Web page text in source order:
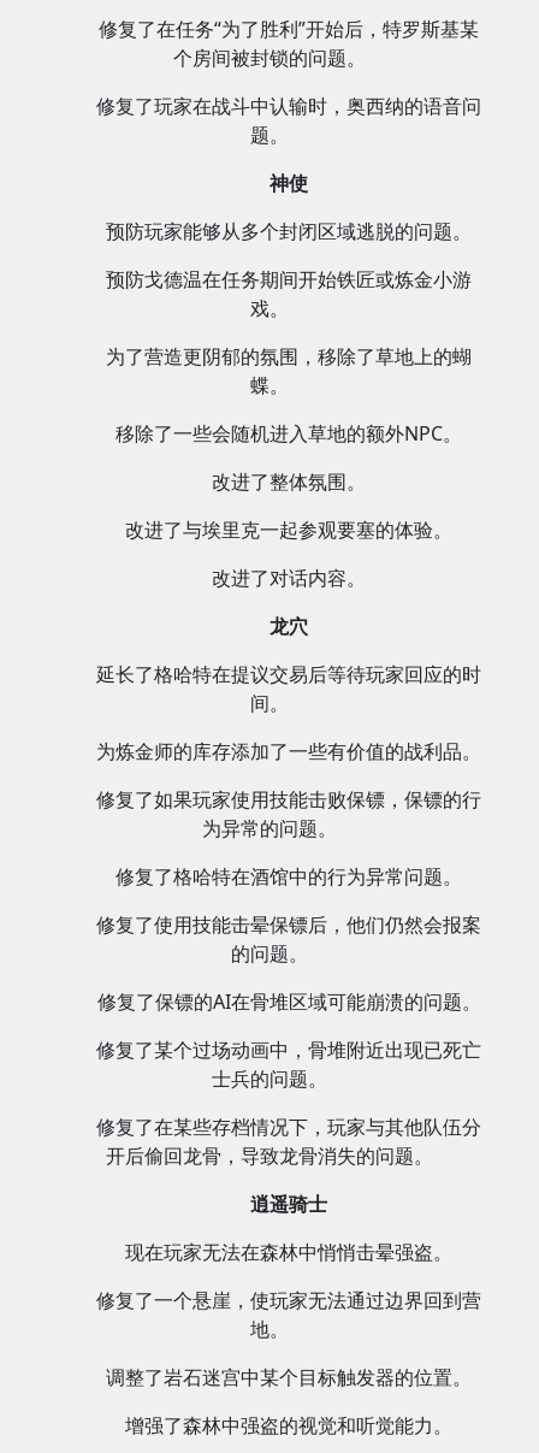
修复了在任务“为了胜利”开始后，特罗斯基某
个房间被封锁的问题。
修复了玩家在战斗中认输时，奥西纳的语音问
题。
神使
预防玩家能够从多个封闭区域逃脱的问题。
预防戈德温在任务期间开始铁匠或炼金小游
戏。
为了营造更阴郁的氛围，移除了草地上的蝴
蝶。
移除了一些会随机进入草地的额外NPC。
改进了整体氛围。
改进了与埃里克一起参观要塞的体验。
改进了对话内容。
龙穴
延长了格哈特在提议交易后等待玩家回应的时
间。
为炼金师的库存添加了一些有价值的战利品。
修复了如果玩家使用技能击败保镖，保镖的行
为异常的问题。
修复了格哈特在酒馆中的行为异常问题。
修复了使用技能击晕保镖后，他们仍然会报案
的问题。
修复了保镖的AI在骨堆区域可能崩溃的问题。
修复了某个过场动画中，骨堆附近出现已死亡
士兵的问题。
修复了在某些存档情况下，玩家与其他队伍分
开后偷回龙骨，导致龙骨消失的问题。
逍遥骑士
现在玩家无法在森林中悄悄击晕强盗。
修复了一个悬崖，使玩家无法通过边界回到营
地。
调整了岩石迷宫中某个目标触发器的位置。
增强了森林中强盗的视觉和听觉能力。